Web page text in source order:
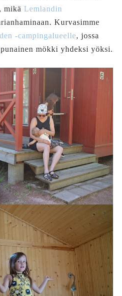
mikä Lemlandin
Kurvasimme
-campingalueelle, jossa
mökki yhdeksi yöksi.